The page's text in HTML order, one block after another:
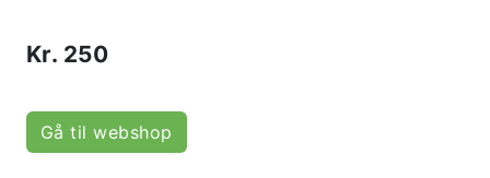
Kr. 250
Gå til webshop